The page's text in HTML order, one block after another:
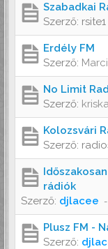
Szabadkai
Szerző: rsite1
Erdély FM
Szerző:
No Limit
Szerző:
Kolozsvári
Szerző:
rádiók
Szerző: djlacee -
Plusz FM -
Szerző: